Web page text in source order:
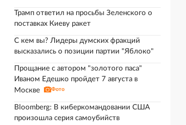
Трамп ответил на просьбы Зеленского о
поставках Киеву ракет
С кем вы? Лидеры думских фракций
высказались о позиции партии "Яблоко"
Прощание с автором "золотого паса"
Иваном Едешко пройдет 7 августа в
Москве
Фото
Bloomberg: В киберкомандовании США
произошла серия самоубийств